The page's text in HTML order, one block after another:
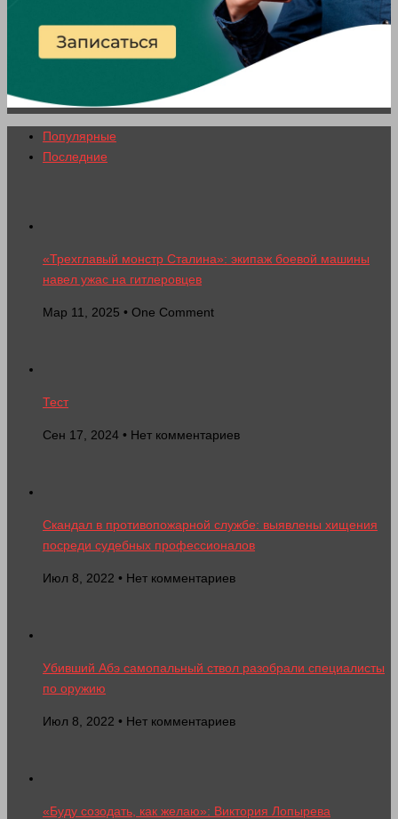
Популярные
Последние
«Трехглавый монстр Сталина»: экипаж боевой машины
навел ужас на гитлеровцев
Мар 11, 2025 • One Comment
Тест
Сен 17, 2024 • Нет комментариев
Скандал в противопожарной службе: выявлены хищения
посреди судебных профессионалов
Июл 8, 2022 • Нет комментариев
Убивший Абэ самопальный ствол разобрали специалисты
по оружию
Июл 8, 2022 • Нет комментариев
«Буду созодать, как желаю»: Виктория Лопырева